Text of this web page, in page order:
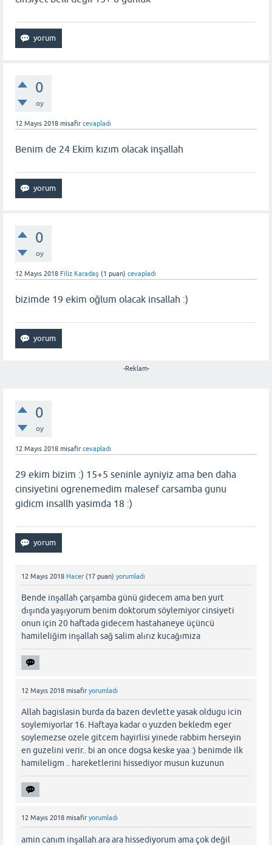
0
oy
12 Mayıs 2018 misafir cevapladı
Benim de 24 Ekim kızım olacak inşallah
0
oy
12 Mayıs 2018 Filiz Karadaş (1 puan) cevapladı
bizimde 19 ekim oğlum olacak insallah :)
-Reklam-
0
oy
12 Mayıs 2018 misafir cevapladı
29 ekim bizim :) 15+5 seninle ayniyiz ama ben daha
cinsiyetini ogrenemedim malesef carsamba gunu
gidicm insallh yasimda 18 :)
12 Mayıs 2018 Hacer (17 puan) yorumladı
Bende inşallah çarşamba günü gidecem ama ben yurt
dışında yaşıyorum benim doktorum söylemiyor cinsiyeti
onun için 20 haftada gidecem hastahaneye üçüncü
hamileliğim inşallah sağ salim alırız kucağımiza
12 Mayıs 2018 misafir yorumladı
Allah bagislasin burda da bazen devlette yasak oldugu icin
soylemiyorlar 16. Haftaya kadar o yuzden bekledm eger
soylemezse ozele gitcem hayirlisi yinede rabbim herseyin
en guzelini verir.. bi an once dogsa keske yaa :) benimde ilk
hamileligm .. hareketlerini hissediyor musun kuzunun
12 Mayıs 2018 misafir yorumladı
amin canım inşallah.ara ara hissediyorum ama çok değil